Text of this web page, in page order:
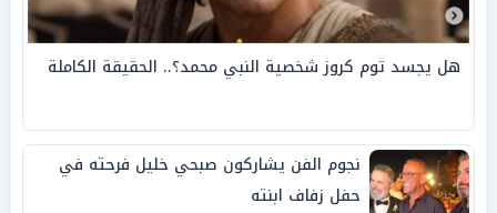
هل يجسد توم كروز شخصية النبي محمد؟.. الحقيقة الكاملة
نجوم الفن يشاركون صبحي خليل فرحته في
حفل زفاف ابنته